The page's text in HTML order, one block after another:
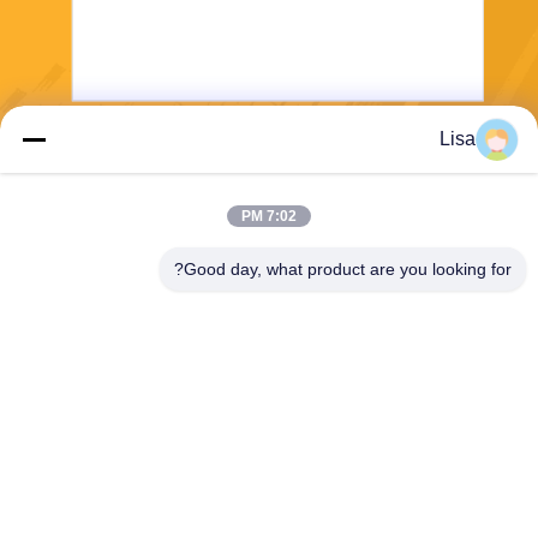
Lisa
7:02 PM
Good day, what product are you looking for?